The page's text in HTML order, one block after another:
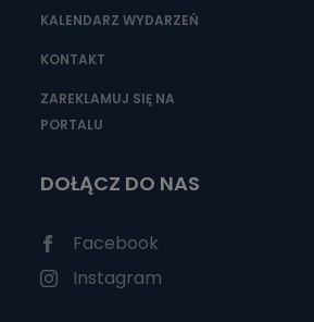
KALENDARZ WYDARZEŃ
KONTAKT
ZAREKLAMUJ SIĘ NA
PORTALU
DOŁĄCZ DO NAS
Facebook
Instagram